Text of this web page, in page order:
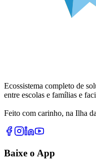
Ecossistema completo de
entre escolas e famílias e
Feito com carinho, na Ilha
Baixe o App